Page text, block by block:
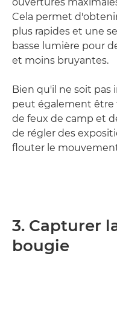
ouvertures
Cela permet
plus rapides et une
basse lumière pour
et moins bruyantes.
Bien qu'il ne soit pas
peut également être
de feux de camp et
de régler des
flouter le
3. Capturer
bougie